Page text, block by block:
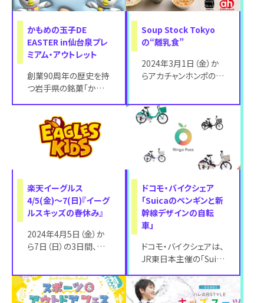
かもめの玉子DE
EASTER in仙台泉プレ
ミアム・アウトレット
創業90周年の歴史を持
つ岩手県の銘菓「かも
するさいとう製菓株式
会社と仙台泉プレミ
Soup Stock Tokyo
の“離乳食”
2024年3月1日（金）か
らアカチャンホンポの38
楽天イーグルス
4/5(金)～7(日)『イーグ
ルスキッズの春休み』
2024年4月5日（金）か
ら7日（日）の3日間、イ
ーグルス
ドコモ・バイクシェア
「Suicaのペンギンと新
幹線デザインの自転
車」
ドコモ・バイクシェアは、
JR東日本主催の「Suica
お買いもの×JRE POI